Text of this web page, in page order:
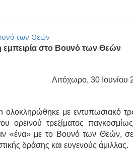
των Θεών
στο Βουνό των Θεών
Λιτόχωρο, 30 Ιουνίου
ολοκληρώθηκε με εντυπωσιακό
ορεινού τρεξίματος
«ένα» με το Βουνό των Θεών,
δράσης και ευγενούς άμιλλας.